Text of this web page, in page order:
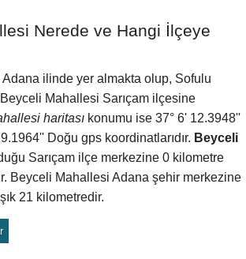
Nerede ve Hangi İlçeye
Adana ilinde yer almakta olup, Sofulu
Mahallesi Sarıçam ilçesine
haritası konumu ise 37° 6' 12.3948''
Doğu gps koordinatlarıdır. Beyceli
Sarıçam ilçe merkezine 0 kilometre
Beyceli Mahallesi Adana şehir merkezine
21 kilometredir.